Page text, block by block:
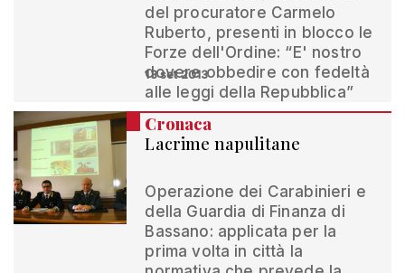
del procuratore Carmelo
Ruberto, presenti in blocco le
Forze dell'Ordine: “E' nostro
dovere obbedire con fedeltà
alle leggi della Repubblica”
13 set 2013
Cronaca
Lacrime napulitane
Operazione dei Carabinieri e
della Guardia di Finanza di
Bassano: applicata per la
prima volta in città la